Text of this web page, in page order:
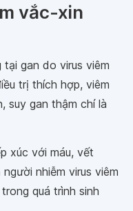
vắc-xin
tại gan do virus viêm
trị thích hợp, viêm
suy gan thậm chí là
xúc với máu, vết
nhiễm virus viêm
quá trình sinh